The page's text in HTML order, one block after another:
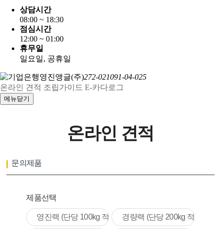
상담시간
08:00 ~ 18:30
점심시간
12:00 ~ 01:00
휴무일
일요일, 공휴일
영진앵글(주)272-021091-04-025
온라인 견적 조립가이드 E-카다로그
온라인 견적
문의제품
제품선택